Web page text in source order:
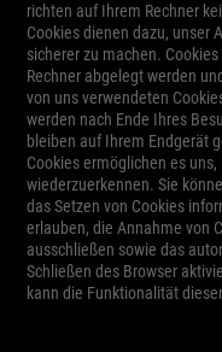
richten auf Ihrem Rechner
Cookies dienen dazu, unser
sicherer zu machen.
Rechner abgelegt werden
von uns verwendeten
werden nach Ende Ihres
bleiben auf Ihrem Endgerät
Cookies ermöglichen es
wiederzuerkennen. Sie
das Setzen von Cookies
erlauben, die Annahme von
ausschließen sowie das
Schließen des Browser
kann die Funktionalität